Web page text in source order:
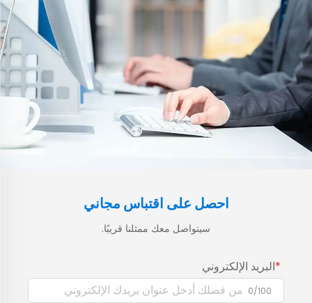
احصل على اقتباس مجاني
سيتواصل معك ممثلنا قريبًا.
البريد الإلكتروني
0/100